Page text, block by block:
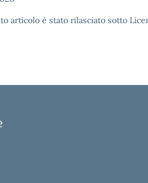
articolo è stato rilasciato sotto